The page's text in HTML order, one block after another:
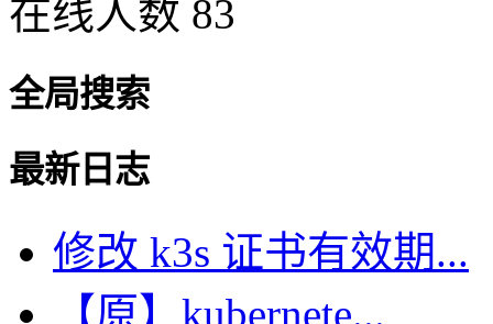
在线人数 83
全局搜索
最新日志
修改 k3s 证书有效期...
【原】kubernete...